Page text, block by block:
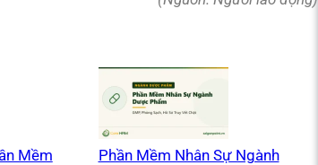
Mềm
Phần Mềm Nhân Sự Ngành